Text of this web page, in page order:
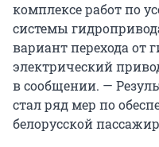
комплексе работ по
системы
вариант перехода от
электрический
в сообщении. —
стал ряд мер по
белорусской